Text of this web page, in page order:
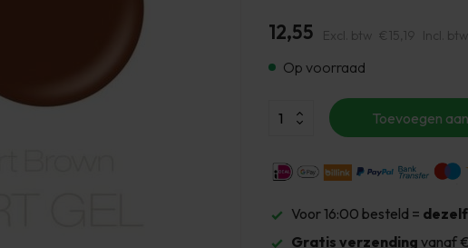
12,55 Excl. btw €15,19 Incl. btw
Op voorraad
Toevoegen
Voor 16:00 besteld =
Gratis verzending vanaf